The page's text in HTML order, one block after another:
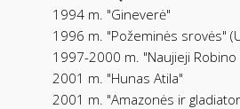
1994 m. "Gineverė"
1996 m. "Požeminės srovės"
1997-2000 m. "Naujieji
2001 m. "Hunas Atila"
2001 m. "Amazonės ir